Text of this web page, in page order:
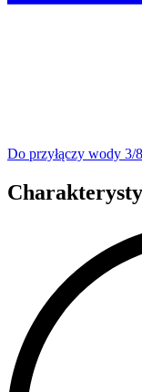
Do przyłączy wody 3/